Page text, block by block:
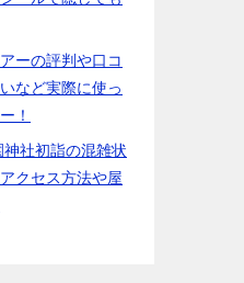
ーの評判や口コ
など実際に使っ
！
社初詣の混雑状
クセス方法や屋